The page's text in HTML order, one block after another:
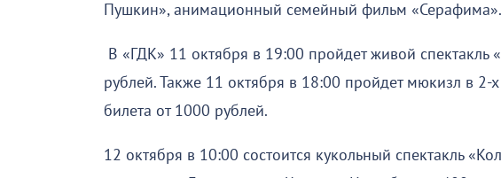
Пушкин», анимационный семейный фильм
В «ГДК» 11 октября в 19:00 пройдет живой спектакль
рублей. Также 11 октября в 18:00 пройдет мюкизл в 2-
билета от 1000 рублей.
12 октября в 10:00 состоится кукольный спектакль